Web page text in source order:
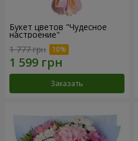
Букет цветов "Чудесное
настроение"
1 777 грн
Заказать